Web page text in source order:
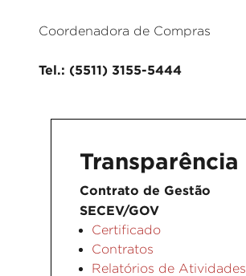
Coordenadora de Compras
Tel.: (5511) 3155-5444
Transparência
Contrato de Gestão
SECEV/GOV
Certificado
Contratos
Relatórios de Atividades